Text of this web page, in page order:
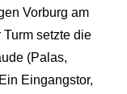
Vorburg am
setzte die
de (Palas,
Ein Eingangstor,